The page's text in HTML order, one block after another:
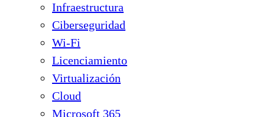
Infraestructura
Ciberseguridad
Wi-Fi
Licenciamiento
Virtualización
Cloud
Microsoft 365